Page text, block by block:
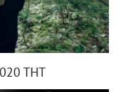
ТНТ